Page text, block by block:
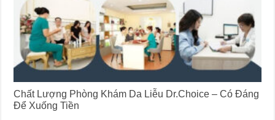
Chất Lượng Phòng Khám Da Liễu Dr.Choice – Có Đáng
Để Xuống Tiền